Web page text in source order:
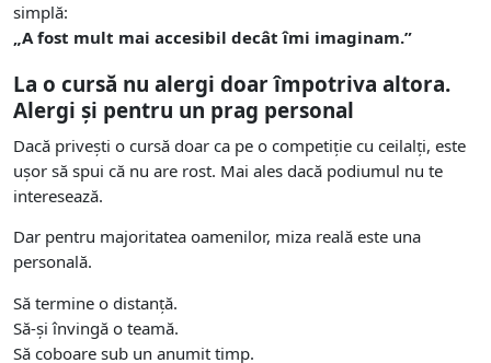
simplă:
„A fost mult mai accesibil decât îmi imaginam.”
La o cursă nu alergi doar împotriva altora.
Alergi și pentru un prag personal
Dacă privești o cursă doar ca pe o competiție cu ceilalți, este
ușor să spui că nu are rost. Mai ales dacă podiumul nu te
interesează.
Dar pentru majoritatea oamenilor, miza reală este una
personală.
Să termine o distanță.
Să-și învingă o teamă.
Să coboare sub un anumit timp.